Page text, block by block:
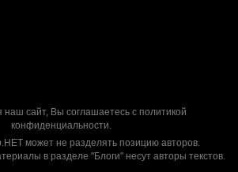
наш сайт, Вы соглашаетесь с политикой
конфиденциальности.
может не разделять позицию авторов.
в разделе "Блоги" несут авторы текстов.